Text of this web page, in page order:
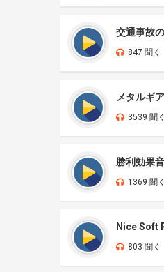
交通事故
847 聞く
メタルギ
3539 聞く
勝利効果音
1369 聞く
Nice Soft
803 聞く